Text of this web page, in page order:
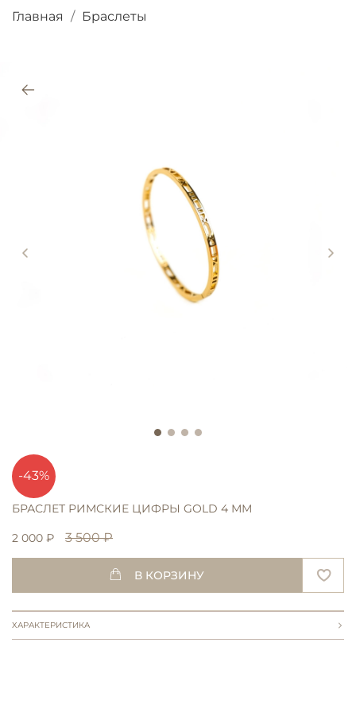
Главная Браслеты
-43%
БРАСЛЕТ РИМСКИЕ ЦИФРЫ GOLD 4 ММ
2 000 ₽ 3 500 ₽
В КОРЗИНУ
ХАРАКТЕРИСТИКА